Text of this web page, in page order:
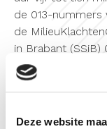
Deze website
de 013-
de
in Brabant
Zeeland (0118-
uitkomen. Het